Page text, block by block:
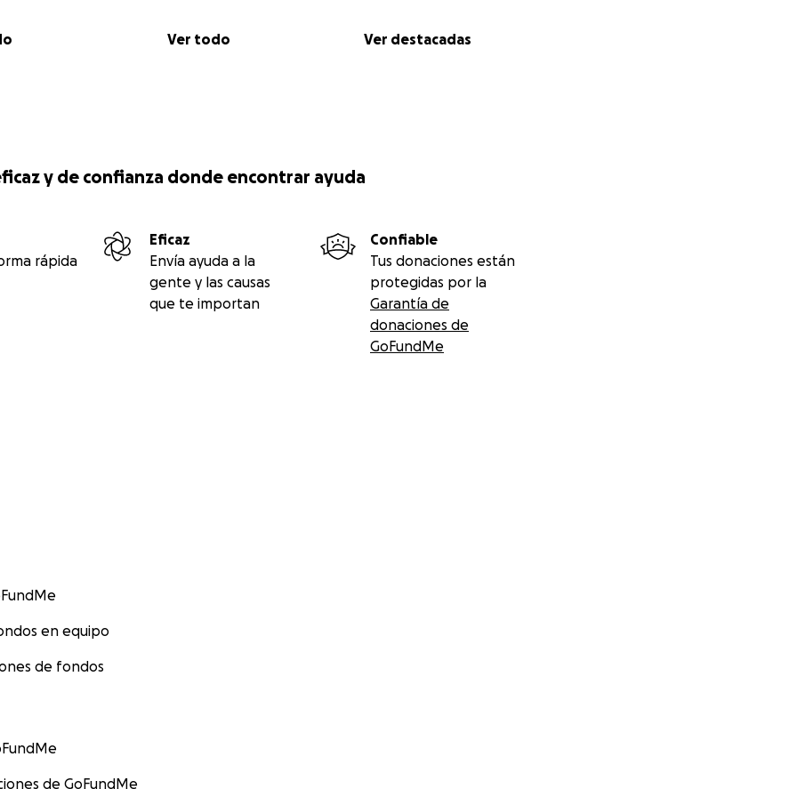
Ver todo Ver destacadas
y de confianza donde encontrar ayuda
rápida
Eficaz
Envía ayuda a la
gente y las causas
que te importan
Confiable
Tus donaciones están
protegidas por la
Garantía de
donaciones de
GoFundMe
en equipo
de fondos
de GoFundMe